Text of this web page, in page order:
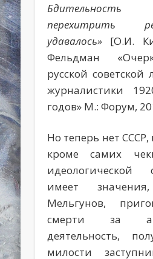
перехитрить
удавалось» [О.И.
Фельдман
русской советской
журналистики
годов» М.: Форум,
Но теперь нет СССР,
кроме самих
идеологической
имеет
Мельгунов,
смерти за
деятельность,
милости